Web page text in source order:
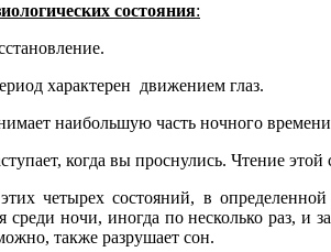
состояния:
характерен движением глаз.
наибольшую часть ночного
когда вы проснулись. Чтение
четырех состояний, в
ночи, иногда по несколько раз, и
также разрушает сон.